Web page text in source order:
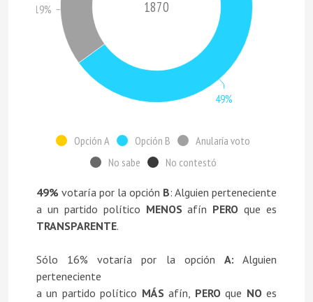
1870
Opción A Opción B
Anularía voto
No sabe
No contestó
49%
19%
49% votaría por la opción B: Alguien perteneciente
a un partido político MENOS afín PERO que es
TRANSPARENTE.
Sólo 16% votaría por la opción A: Alguien
perteneciente
a un partido político MÁS afín, PERO que NO es